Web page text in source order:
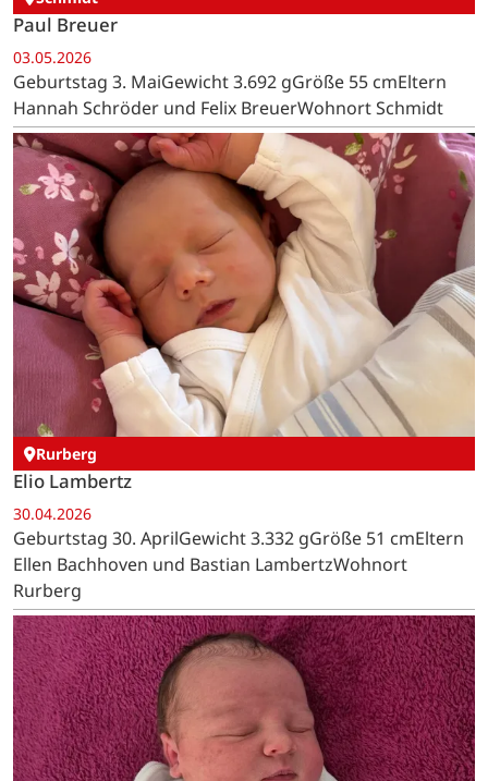
Paul Breuer
03.05.2026
Geburtstag 3. MaiGewicht 3.692 gGröße 55 cmEltern
Hannah Schröder und Felix BreuerWohnort Schmidt
Rurberg
Elio Lambertz
30.04.2026
Geburtstag 30. AprilGewicht 3.332 gGröße 51 cmEltern
Ellen Bachhoven und Bastian LambertzWohnort
Rurberg